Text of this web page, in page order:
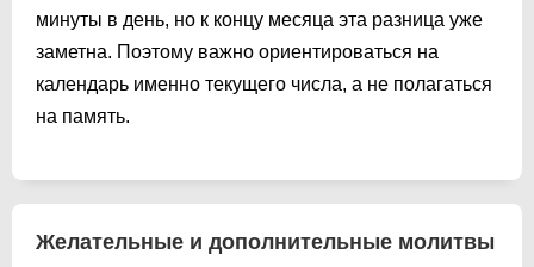
минуты в день, но к концу месяца эта разница уже
заметна. Поэтому важно ориентироваться на
календарь именно текущего числа, а не полагаться
на память.
Желательные и дополнительные молитвы